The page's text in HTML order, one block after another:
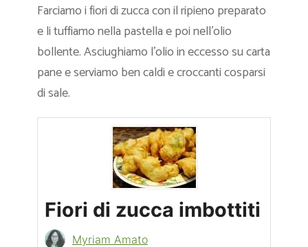
Farciamo i fiori di zucca con il ripieno preparato
e li tuffiamo nella pastella e poi nell’olio
bollente. Asciughiamo l’olio in eccesso su carta
pane e serviamo ben caldi e croccanti cosparsi
di sale.
Fiori di zucca imbottiti
Myriam Amato